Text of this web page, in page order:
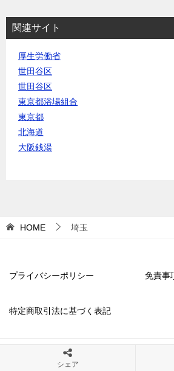
関連サイト
厚生労働省
世田谷区
世田谷区
東京都浴場組合
東京都
北海道
大阪銭湯
HOME 埼玉
プライバシーポリシー 免責事
特定商取引法に基づく表記
© 2025 銭湯あそび｜近くの銭湯・スーパー銭湯
シェア